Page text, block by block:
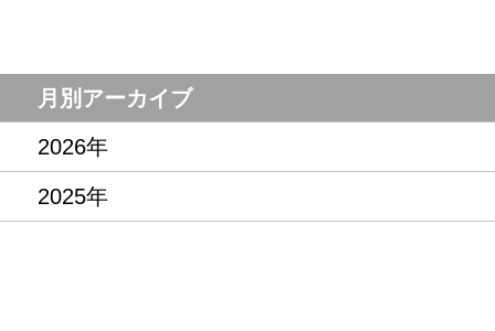
月別アーカイブ
2026年
2025年